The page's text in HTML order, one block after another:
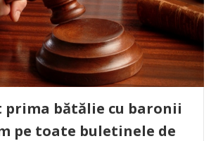
prima bătălie cu baronii
pe toate buletinele de